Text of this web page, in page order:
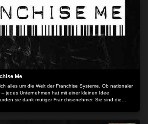
Me
alles um die Welt der Franchise Systeme. Ob nationaler
jedes Unternehmen hat mit einer kleinen Idee
sie dank mutiger Franchisenehmer. Sie sind die
uns hinter die Kulissen der Franchise Branche. Lernen